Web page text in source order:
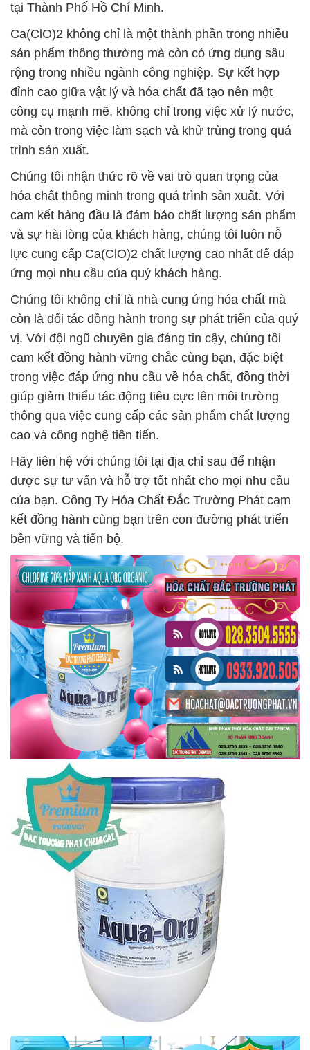
tại Thành Phố Hồ Chí Minh.
Ca(ClO)2 không chỉ là một thành phần trong nhiều
sản phẩm thông thường mà còn có ứng dụng sâu
rộng trong nhiều ngành công nghiệp. Sự kết hợp
đỉnh cao giữa vật lý và hóa chất đã tạo nên một
công cụ mạnh mẽ, không chỉ trong việc xử lý nước,
mà còn trong việc làm sạch và khử trùng trong quá
trình sản xuất.
Chúng tôi nhận thức rõ về vai trò quan trọng của
hóa chất thông minh trong quá trình sản xuất. Với
cam kết hàng đầu là đảm bảo chất lượng sản phẩm
và sự hài lòng của khách hàng, chúng tôi luôn nỗ
lực cung cấp Ca(ClO)2 chất lượng cao nhất để đáp
ứng mọi nhu cầu của quý khách hàng.
Chúng tôi không chỉ là nhà cung ứng hóa chất mà
còn là đối tác đồng hành trong sự phát triển của quý
vị. Với đội ngũ chuyên gia đáng tin cậy, chúng tôi
cam kết đồng hành vững chắc cùng bạn, đặc biệt
trong việc đáp ứng nhu cầu về hóa chất, đồng thời
giúp giảm thiểu tác động tiêu cực lên môi trường
thông qua việc cung cấp các sản phẩm chất lượng
cao và công nghệ tiên tiến.
Hãy liên hệ với chúng tôi tại địa chỉ sau để nhận
được sự tư vấn và hỗ trợ tốt nhất cho mọi nhu cầu
của bạn. Công Ty Hóa Chất Đắc Trường Phát cam
kết đồng hành cùng bạn trên con đường phát triển
bền vững và tiến bộ.